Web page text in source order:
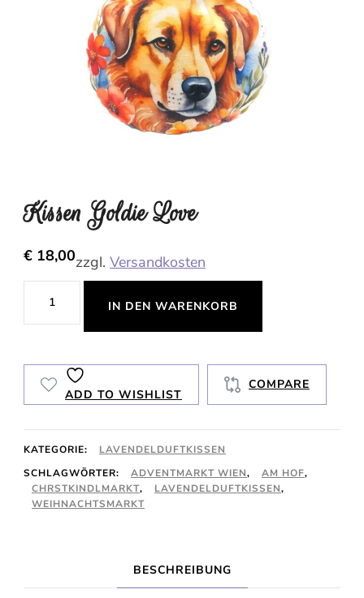
Kissen Goldie Love
€ 18,00zzgl. Versandkosten
Kissen
Goldie
Menge
IN DEN WARENKORB
ADD TO WISHLIST
COMPARE
KATEGORIE:
LAVENDELDUFTKISSEN
SCHLAGWÖRTER:
ADVENTMARKT WIEN, AM HOF,
CHRSTKINDLMARKT, LAVENDELDUFTKISSEN,
WEIHNACHTSMARKT
BESCHREIBUNG